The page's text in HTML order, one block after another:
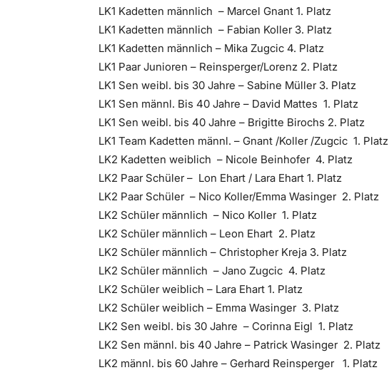
LK1 Kadetten männlich – Marcel Gnant 1. Platz
LK1 Kadetten männlich – Fabian Koller 3. Platz
LK1 Kadetten männlich – Mika Zugcic 4. Platz
LK1 Paar Junioren – Reinsperger/Lorenz 2. Platz
LK1 Sen weibl. bis 30 Jahre – Sabine Müller 3. Platz
LK1 Sen männl. Bis 40 Jahre – David Mattes 1. Platz
LK1 Sen weibl. bis 40 Jahre – Brigitte Birochs 2. Platz
LK1 Team Kadetten männl. – Gnant /Koller /Zugcic 1. Platz
LK2 Kadetten weiblich – Nicole Beinhofer 4. Platz
LK2 Paar Schüler – Lon Ehart / Lara Ehart 1. Platz
LK2 Paar Schüler – Nico Koller/Emma Wasinger 2. Platz
LK2 Schüler männlich – Nico Koller 1. Platz
LK2 Schüler männlich – Leon Ehart 2. Platz
LK2 Schüler männlich – Christopher Kreja 3. Platz
LK2 Schüler männlich – Jano Zugcic 4. Platz
LK2 Schüler weiblich – Lara Ehart 1. Platz
LK2 Schüler weiblich – Emma Wasinger 3. Platz
LK2 Sen weibl. bis 30 Jahre – Corinna Eigl 1. Platz
LK2 Sen männl. bis 40 Jahre – Patrick Wasinger 2. Platz
LK2 männl. bis 60 Jahre – Gerhard Reinsperger 1. Platz